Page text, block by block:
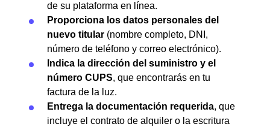
de su plataforma en línea.
Proporciona los datos personales del
nuevo titular (nombre completo, DNI,
número de teléfono y correo electrónico).
Indica la dirección del suministro y el
número CUPS, que encontrarás en tu
factura de la luz.
Entrega la documentación requerida, que
incluye el contrato de alquiler o la escritura